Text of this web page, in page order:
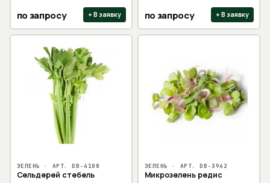
по запросу + В заявку по запросу + В заявку
ЗЕЛЕНЬ · АРТ.DB-4108
Сельдерей стебель
ЗЕЛЕНЬ · АРТ.DB-3942
Микрозелень редис